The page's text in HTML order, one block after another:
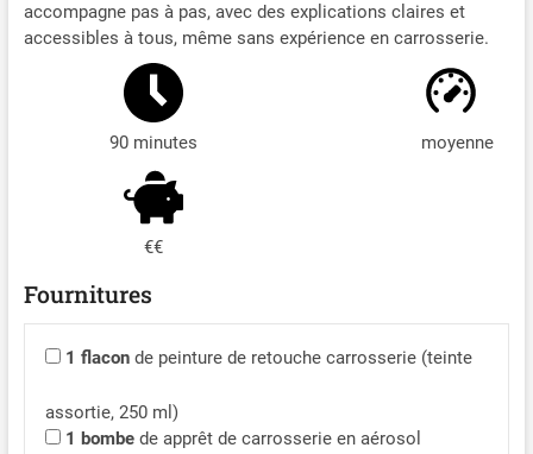
accompagne pas à pas, avec des explications claires et
accessibles à tous, même sans expérience en carrosserie.
90 minutes moyenne
€€
Fournitures
1 flaconde peinture de retouche carrosserie (teinte
assortie, 250 ml)
1 bombede apprêt de carrosserie en aérosol